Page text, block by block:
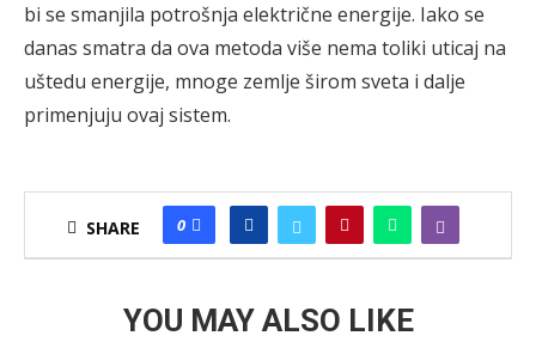
bi se smanjila potrošnja električne energije. Iako se
danas smatra da ova metoda više nema toliki uticaj na
uštedu energije, mnoge zemlje širom sveta i dalje
primenjuju ovaj sistem.
SHARE 0
YOU MAY ALSO LIKE